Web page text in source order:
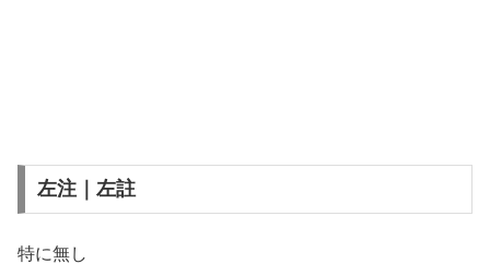
左注｜左註
特に無し